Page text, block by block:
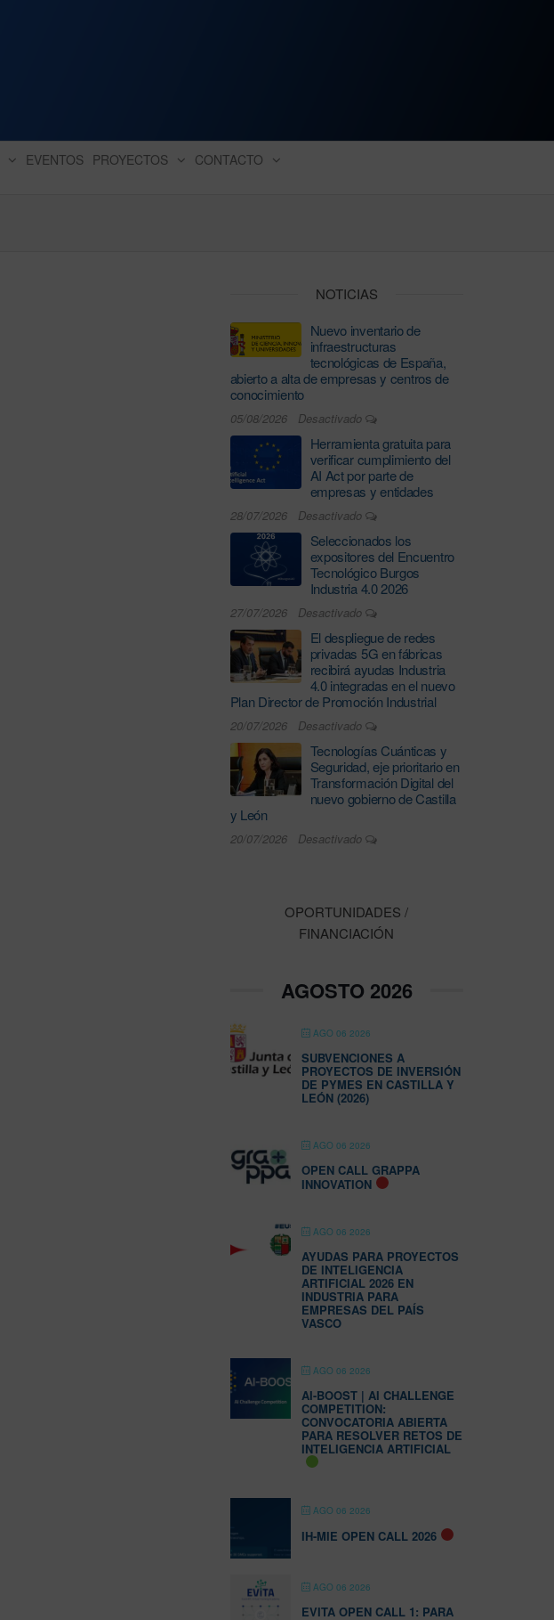
EVENTOS PROYECTOS CONTACTO
NOTICIAS
Nuevo inventario de
infraestructuras
tecnológicas de España,
abierto a alta de empresas y centros de
conocimiento
05/08/2026 Desactivado
Herramienta gratuita para
verificar cumplimiento del
AI Act por parte de
empresas y entidades
28/07/2026 Desactivado
Seleccionados los
expositores del Encuentro
Tecnológico Burgos
Industria 4.0 2026
27/07/2026 Desactivado
El despliegue de redes
privadas 5G en fábricas
recibirá ayudas Industria
4.0 integradas en el nuevo
Plan Director de Promoción Industrial
20/07/2026 Desactivado
Tecnologías Cuánticas y
Seguridad, eje prioritario en
Transformación Digital del
nuevo gobierno de Castilla
y León
20/07/2026 Desactivado
OPORTUNIDADES /
FINANCIACIÓN
AGOSTO 2026
AGO 06 2026
SUBVENCIONES A
PROYECTOS DE INVERSIÓN
DE PYMES EN CASTILLA Y
LEÓN (2026)
AGO 06 2026
OPEN CALL GRAPPA
INNOVATION
AGO 06 2026
AYUDAS PARA PROYECTOS
DE INTELIGENCIA
ARTIFICIAL 2026 EN
INDUSTRIA PARA
EMPRESAS DEL PAÍS
VASCO
AGO 06 2026
AI-BOOST | AI CHALLENGE
COMPETITION:
CONVOCATORIA ABIERTA
PARA RESOLVER RETOS DE
INTELIGENCIA ARTIFICIAL
AGO 06 2026
IH-MIE OPEN CALL 2026
AGO 06 2026
EVITA OPEN CALL 1: PARA